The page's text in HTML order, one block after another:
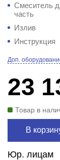
Смеситель
часть
Излив
Инструкция
Доп.
23
Товар в
В
Юр. лицам